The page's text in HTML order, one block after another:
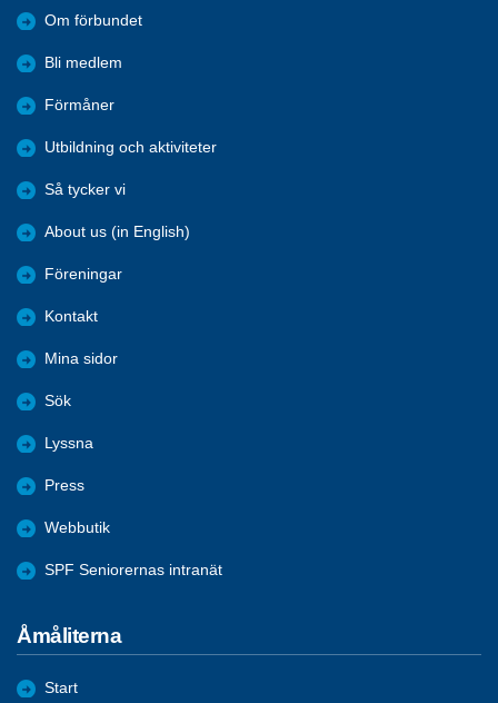
Om förbundet
Bli medlem
Förmåner
Utbildning och aktiviteter
Så tycker vi
About us (in English)
Föreningar
Kontakt
Mina sidor
Sök
Lyssna
Press
Webbutik
SPF Seniorernas intranät
Åmåliterna
Start